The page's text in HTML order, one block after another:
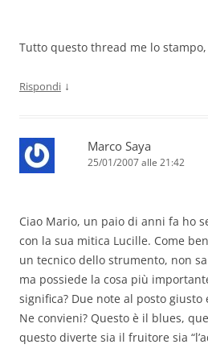
Tutto questo thread me lo stampo,
Rispondi ↓
Marco Saya
25/01/2007 alle 21:42
Ciao Mario, un paio di anni fa ho
con la sua mitica Lucille. Come
un tecnico dello strumento, non
ma possiede la cosa più
significa? Due note al posto
Ne convieni? Questo è il blues,
questo diverte sia il fruitore sia